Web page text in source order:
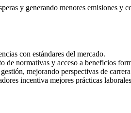
y generando menores emisiones y
con estándares del mercado.
normativas y acceso a beneficios
mejorando perspectivas de
incentiva mejores prácticas